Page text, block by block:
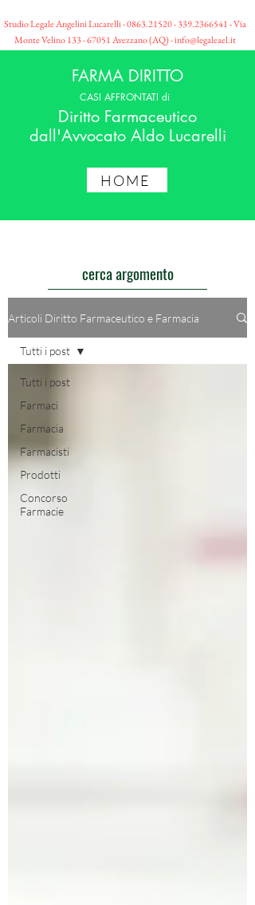
Studio Legale Angelini Lucarelli -0863.21520 - 339.2366541 - Via
Monte Velino133 - 67051Avezzano (AQ) -info@legaleael.it
FARMA DIRITTO
CASI AFFRONTATI di
Diritto Farmaceutico
dall'Avvocato Aldo Lucarelli
HOME
cerca argomento
Articoli Diritto Farmaceutico e Farmacia
Tutti i post
Farmaci
Farmacia
Farmacisti
Prodotti
Concorso
Farmacie
Tutti i post